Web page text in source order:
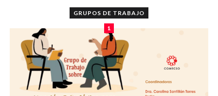
GRUPOS DE TRABAJO
1